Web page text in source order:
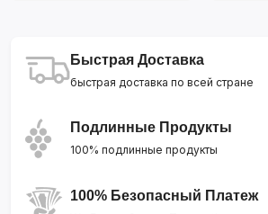
Быстрая Доставка
быстрая доставка по всей стране
Подлинные Продукты
100% подлинные продукты
100% Безопасный Платеж